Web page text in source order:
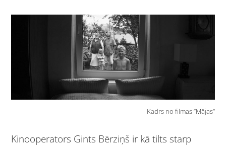
Kadrs no filmas “Mājas”
Kinooperators Gints Bērziņš ir kā tilts starp